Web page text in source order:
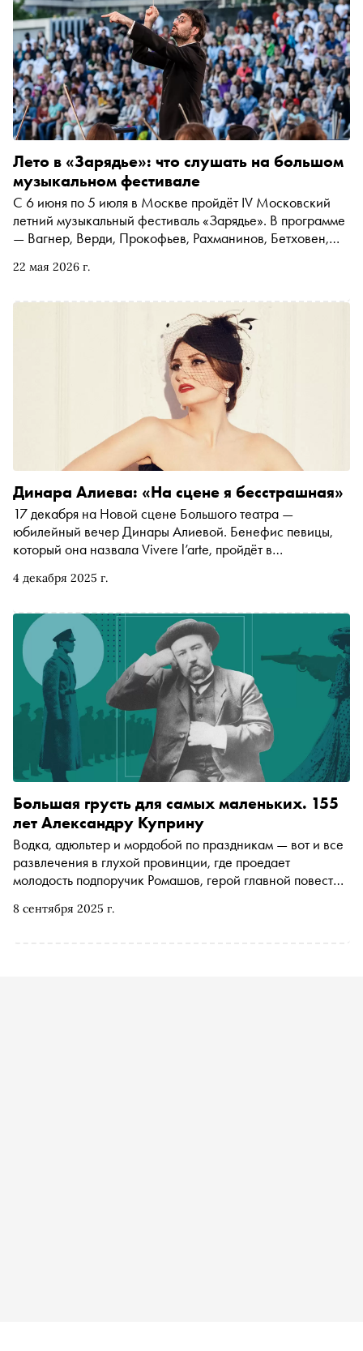
22 мая 2026 г.
Лето в «Зарядье»: что слушать на большом
музыкальном фестивале
С 6 июня по 5 июля в Москве пройдёт IV Московский
летний музыкальный фестиваль «Зарядье». В программе
— Вагнер, Верди, Прокофьев, Рахманинов, Бетховен,
«Сноб» выбрал главные концерты
4 декабря 2025 г.
Динара Алиева: «На сцене я бесстрашная»
17 декабря на Новой сцене Большого театра —
юбилейный вечер Динары Алиевой. Бенефис певицы,
который она назвала Vivere l’arte, пройдёт в
Большого театра. В интервью «Снобу» Динара
Виллазоном, неожиданных режиссёрских решениях и
желании сняться в кино
8 сентября 2025 г.
Большая грусть для самых маленьких. 155
лет Александру Куприну
Водка, адюльтер и мордобой по праздникам — вот и все
развлечения в глухой провинции, где проедает
молодость подпоручик Ромашов, герой главной повести
борьба с удушающей тоской и пошлостью стала одним